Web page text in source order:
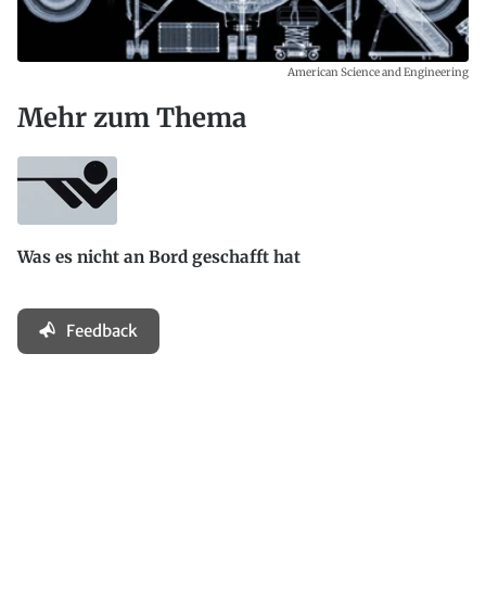
American Science and Engineering
Mehr zum Thema
Was es nicht an Bord geschafft hat
Feedback